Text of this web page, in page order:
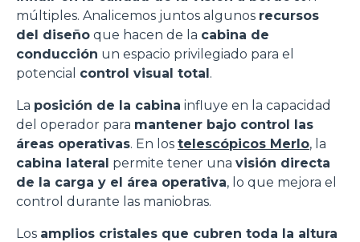
múltiples. Analicemos juntos algunos recursos
del diseño que hacen de la cabina de
conducción un espacio privilegiado para el
potencial control visual total.
La posición de la cabina influye en la capacidad
del operador para mantener bajo control las
áreas operativas. En los telescópicos Merlo, la
cabina lateral permite tener una visión directa
de la carga y el área operativa, lo que mejora el
control durante las maniobras.
Los amplios cristales que cubren toda la altura